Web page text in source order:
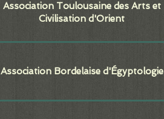
Association Toulousaine des Arts et
Civilisation d'Orient
Association Bordelaise d'Égyptologie